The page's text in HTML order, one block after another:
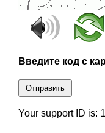
Введите код с
Отправить
Your support ID is: